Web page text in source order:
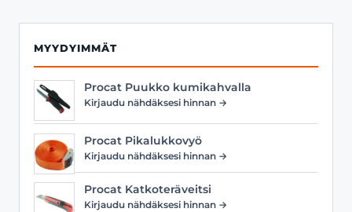
MYYDYIMMÄT
Procat Puukko kumikahvalla
Kirjaudu nähdäksesi hinnan →
Procat Pikalukkovyö
Kirjaudu nähdäksesi hinnan →
Procat Katkoteräveitsi
Kirjaudu nähdäksesi hinnan →